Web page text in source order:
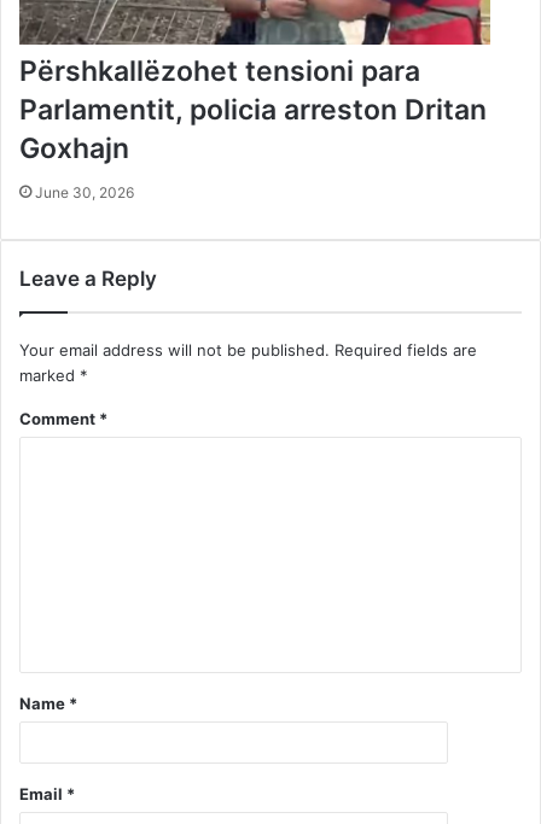
Përshkallëzohet tensioni para
Parlamentit, policia arreston Dritan
Goxhajn
June 30, 2026
Leave a Reply
Your email address will not be published. Required fields are
marked *
Comment *
Name *
Email *